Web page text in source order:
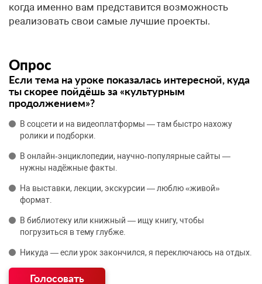
когда именно вам представится возможность
реализовать свои самые лучшие проекты.
Опрос
Если тема на уроке показалась интересной, куда
ты скорее пойдёшь за «культурным
продолжением»?
В соцсети и на видеоплатформы — там быстро нахожу
ролики и подборки.
В онлайн‑энциклопедии, научно‑популярные сайты —
нужны надёжные факты.
На выставки, лекции, экскурсии — люблю «живой»
формат.
В библиотеку или книжный — ищу книгу, чтобы
погрузиться в тему глубже.
Никуда — если урок закончился, я переключаюсь на отдых.